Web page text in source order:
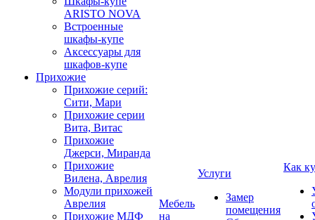
ARISTO NOVA
Встроенные
шкафы-купе
Аксессуары для
шкафов-купе
Прихожие
Прихожие серий:
Сити, Мари
Прихожие серии
Вита, Витас
Прихожие
Джерси, Миранда
Прихожие
Вилена, Аврелия
Модули прихожей
Аврелия
Прихожие МДФ
Мебель
на
Услуги
Замер
помещения
Как